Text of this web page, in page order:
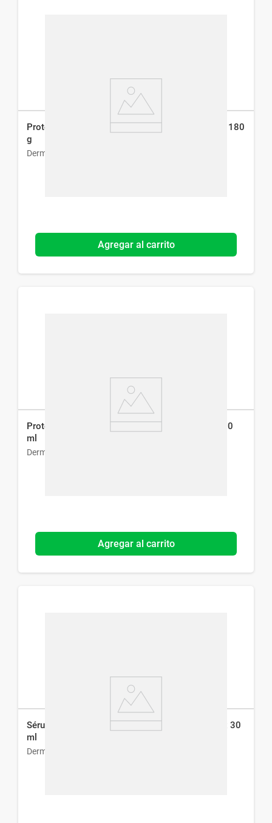
Protector Solar Dermaglós Fps 40 Efecto Seco x 180
g
Dermaglós
Agregar al carrito
Protector Solar Dermaglós Fps 40 Emulsión x 250
ml
Dermaglós
Agregar al carrito
Sérum Facial Dermaglós con Ácido Hialurónico x 30
ml
Dermaglós